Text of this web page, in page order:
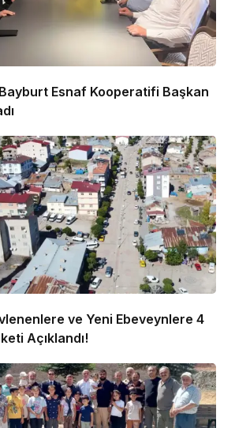
Esnaf Kooperatifi Başkan
ve Yeni Ebeveynlere 4
Açıklandı!